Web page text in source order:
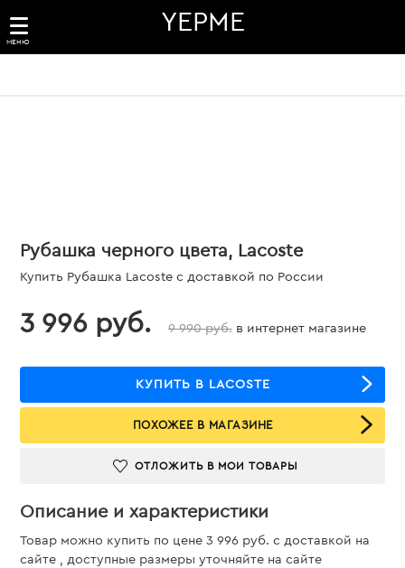
МЕНЮ
YEPME
Рубашка черного цвета, Lacoste
Купить Рубашка Lacoste с доставкой по России
3 996 руб. 9 990 руб. в интернет магазине
КУПИТЬ В LACOSTE
ПОХОЖЕЕ В МАГАЗИНЕ
ОТЛОЖИТЬ В МОИ ТОВАРЫ
Описание и характеристики
Товар можно купить по цене 3 996 руб. c доставкой на
сайте , доступные размеры уточняйте на сайте